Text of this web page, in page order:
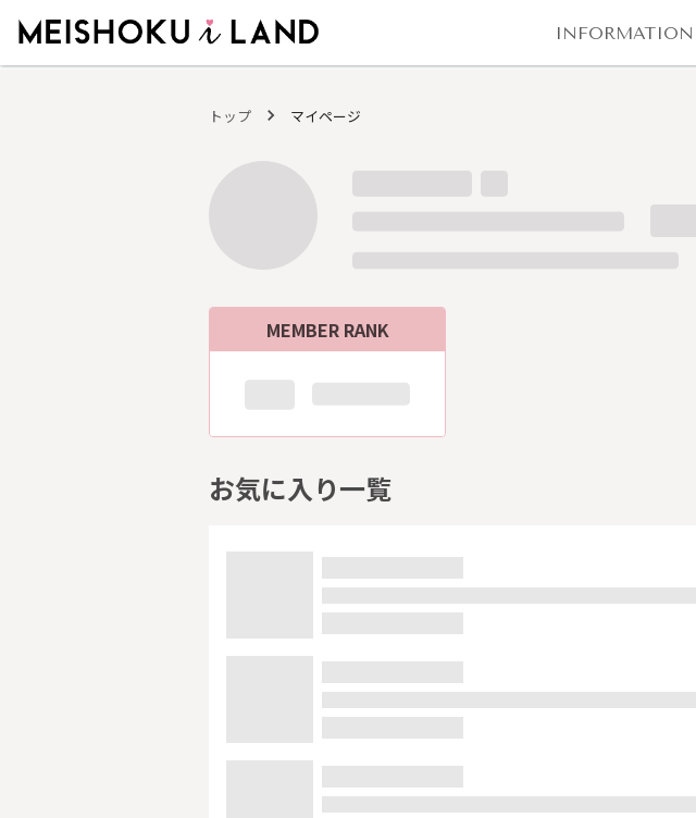
INFORMATION
トップ マイページ
MEMBER RANK
お気に入り一覧